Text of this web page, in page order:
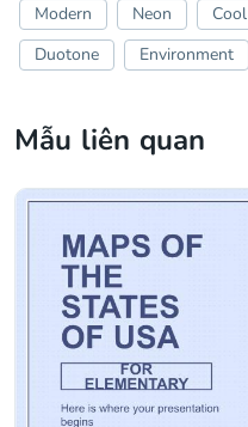
Modern
Neon Cool
Duotone
Environment
Mẫu liên quan